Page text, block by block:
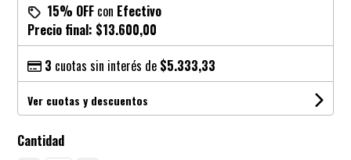
15% OFF con Efectivo
Precio final: $13.600,00
3 cuotas sin interés de $5.333,33
Ver cuotas y descuentos
Cantidad